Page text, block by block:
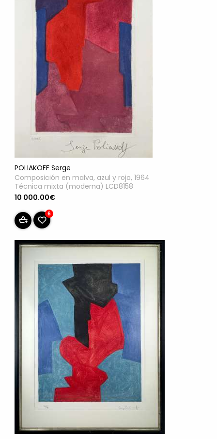
POLIAKOFF Serge
Composición en malva, azul y rojo, 1964
Técnica mixta (moderna) LCD8158
10 000.00€
6